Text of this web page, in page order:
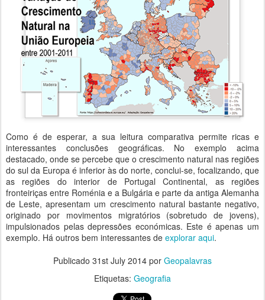
Como é de esperar, a sua leitura comparativa permite ricas e
interessantes conclusões geográficas. No exemplo acima
destacado, onde se percebe que o crescimento natural nas regiões
do sul da Europa é inferior às do norte, conclui-se, focalizando, que
as regiões do interior de Portugal Continental, as regiões
fronteiriças entre Roménia e a Bulgária e parte da antiga Alemanha
de Leste, apresentam um crescimento natural bastante negativo,
originado por movimentos migratórios (sobretudo de jovens),
impulsionados pelas depressões económicas. Este é apenas um
exemplo. Há outros bem interessantes de explorar aqui.
Publicado 31st July 2014 por Geopalavras
Etiquetas: Geografia